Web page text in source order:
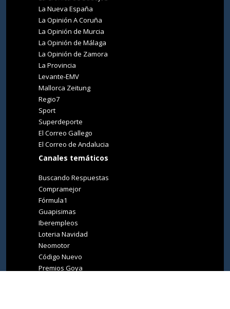
La Nueva España
La Opinión A Coruña
La Opinión de Murcia
La Opinión de Málaga
La Opinión de Zamora
La Provincia
Levante-EMV
Mallorca Zeitung
Regio7
Sport
Superdeporte
El Correo Gallego
El Correo de Andalucia
Canales temáticos
Buscando Respuestas
Compramejor
Fórmula1
Guapisimas
Iberempleos
Loteria Navidad
Neomotor
Código Nuevo
Premios Goya